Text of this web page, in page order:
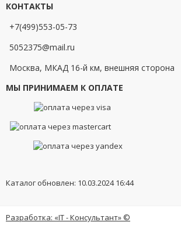
КОНТАКТЫ
+7(499)553-05-73
5052375@mail.ru
Москва, МКАД 16-й км, внешняя сторона
МЫ ПРИНИМАЕМ К ОПЛАТЕ
Каталог обновлен: 10.03.2024 16:44
Разработка: «IT - Консультант» ©